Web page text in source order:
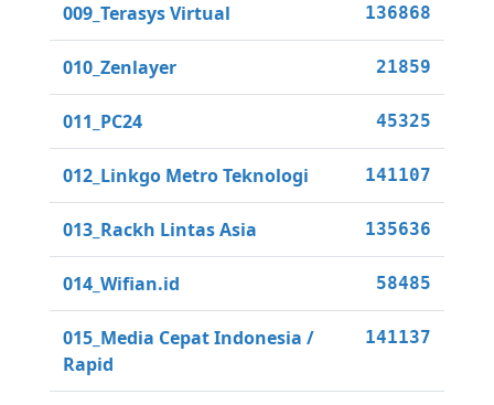
009_Terasys Virtual 136868
010_Zenlayer 21859
011_PC24 45325
012_Linkgo Metro Teknologi 141107
013_Rackh Lintas Asia 135636
014_Wifian.id 58485
015_Media Cepat Indonesia /
Rapid
141137